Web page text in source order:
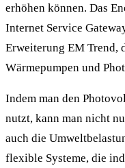
erhöhen können. Das
Internet Service
Erweiterung EM Trend,
Wärmepumpen und
Indem man den
nutzt, kann man nicht
auch die
flexible Systeme, die